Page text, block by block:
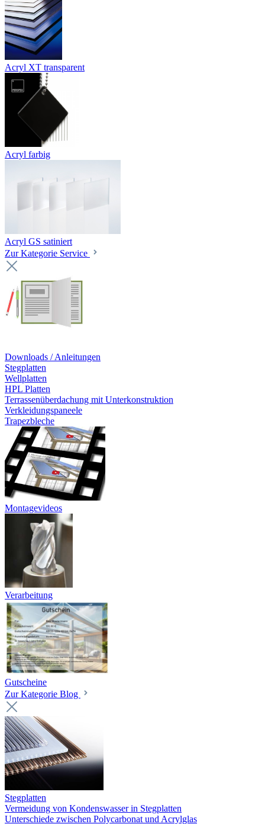
Acryl XT transparent
Acryl farbig
Acryl GS satiniert
Zur Kategorie Service
Downloads / Anleitungen
Stegplatten
Wellplatten
HPL Platten
Terrassenüberdachung mit Unterkonstruktion
Verkleidungspaneele
Trapezbleche
Montagevideos
Verarbeitung
Gutscheine
Zur Kategorie Blog
Stegplatten
Vermeidung von Kondenswasser in Stegplatten
Unterschiede zwischen Polycarbonat und Acrylglas